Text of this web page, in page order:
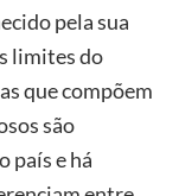
pela sua
limites do
que compõem
são
país e há